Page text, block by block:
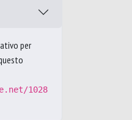
per
1028